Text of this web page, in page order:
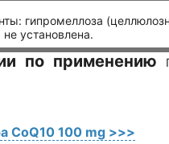
гипромеллоза
установлена.
по применению
CoQ10 100 mg >>>